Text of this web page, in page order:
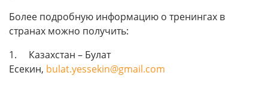
Более подробную информацию о тренингах в
странах можно получить:
1. Казахстан – Булат
Есекин, bulat.yessekin@gmail.com